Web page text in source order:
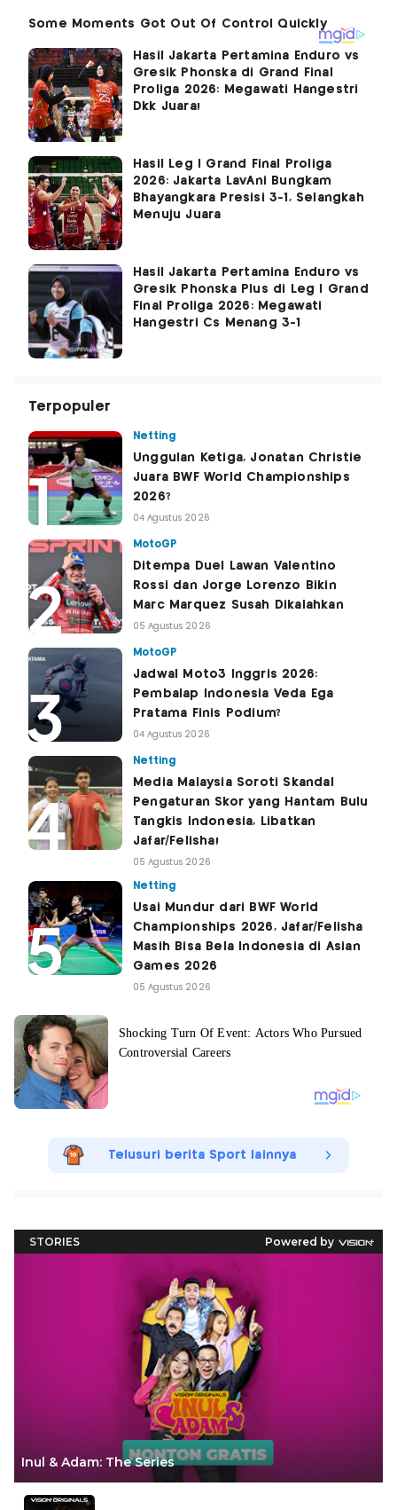
Hasil Jakarta Pertamina Enduro vs
Gresik Phonska di Grand Final
Proliga 2026: Megawati Hangestri
Dkk Juara!
Hasil Leg I Grand Final Proliga
2026: Jakarta LavAni Bungkam
Bhayangkara Presisi 3-1, Selangkah
Menuju Juara
Hasil Jakarta Pertamina Enduro vs
Gresik Phonska Plus di Leg I Grand
Final Proliga 2026: Megawati
Hangestri Cs Menang 3-1
Terpopuler
Netting
Unggulan Ketiga, Jonatan Christie
Juara BWF World Championships
2026?
04 Agustus 2026
MotoGP
Ditempa Duel Lawan Valentino
Rossi dan Jorge Lorenzo Bikin
Marc Marquez Susah Dikalahkan
05 Agustus 2026
MotoGP
Jadwal Moto3 Inggris 2026:
Pembalap Indonesia Veda Ega
Pratama Finis Podium?
04 Agustus 2026
Netting
Media Malaysia Soroti Skandal
Pengaturan Skor yang Hantam Bulu
Tangkis Indonesia, Libatkan
Jafar/Felisha!
05 Agustus 2026
Netting
Usai Mundur dari BWF World
Championships 2026, Jafar/Felisha
Masih Bisa Bela Indonesia di Asian
Games 2026
05 Agustus 2026
Telusuri berita Sport lainnya